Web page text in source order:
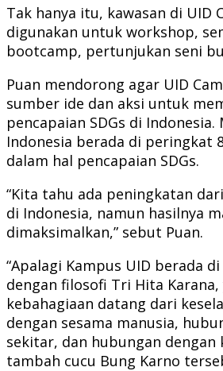
Tak hanya itu, kawasan di UID
digunakan untuk workshop,
bootcamp, pertunjukan seni
Puan mendorong agar UID
sumber ide dan aksi untuk
pencapaian SDGs di
Indonesia berada di peringkat
dalam hal pencapaian SDGs.
“Kita tahu ada peningkatan
di Indonesia, namun hasilnya
dimaksimalkan,” sebut Puan.
“Apalagi Kampus UID berada
dengan filosofi Tri Hita
kebahagiaan datang dari
dengan sesama manusia,
sekitar, dan hubungan dengan
tambah cucu Bung Karno